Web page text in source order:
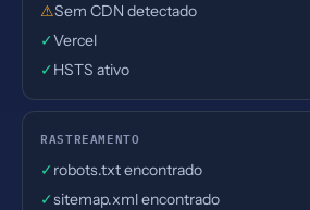
⚠Sem CDN detectado
✓Vercel
✓ HSTS ativo
RASTREAMENTO
✓ robots.txt encontrado
✓sitemap.xml encontrado